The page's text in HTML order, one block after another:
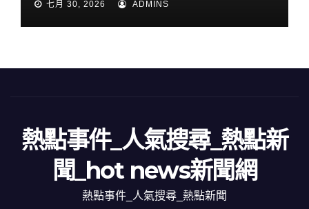
七月 30, 2026 ADMINS
熱點事件_人氣搜尋_熱點新
聞_hot news新聞網
熱點事件_人氣搜尋_熱點新聞